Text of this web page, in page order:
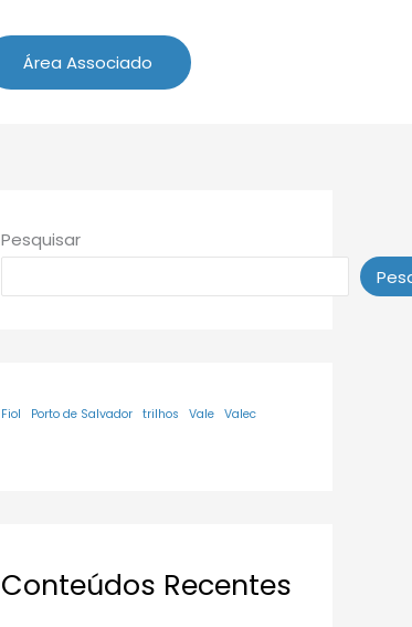
Área Associado
Pesquisar
Fiol Porto de Salvador trilhos Vale Valec
Conteúdos Recentes